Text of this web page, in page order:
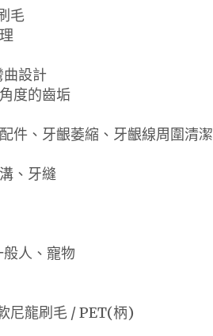
毛
曲設計
度的齒垢
件、牙齦萎縮、牙齦線周圍清潔
、牙縫
人、寵物
尼龍刷毛 / PET(柄)